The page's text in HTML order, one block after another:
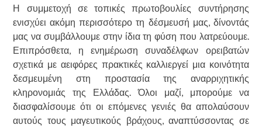
Η συμμετοχή σε τοπικές πρωτοβουλίες συντήρησης
ενισχύει ακόμη περισσότερο τη δέσμευσή μας, δίνοντάς
μας να συμβάλλουμε στην ίδια τη φύση που λατρεύουμε.
Επιπρόσθετα, η ενημέρωση συναδέλφων ορειβατών
σχετικά με αειφόρες πρακτικές καλλιεργεί μια κοινότητα
δεσμευμένη στη προστασία της αναρριχητικής
κληρονομιάς της Ελλάδας. Όλοι μαζί, μπορούμε να
διασφαλίσουμε ότι οι επόμενες γενιές θα απολαύσουν
αυτούς τους μαγευτικούς βράχους, αναπτύσσοντας σε